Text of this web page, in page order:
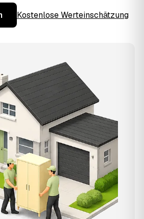
Kostenlose Werteinschätzung